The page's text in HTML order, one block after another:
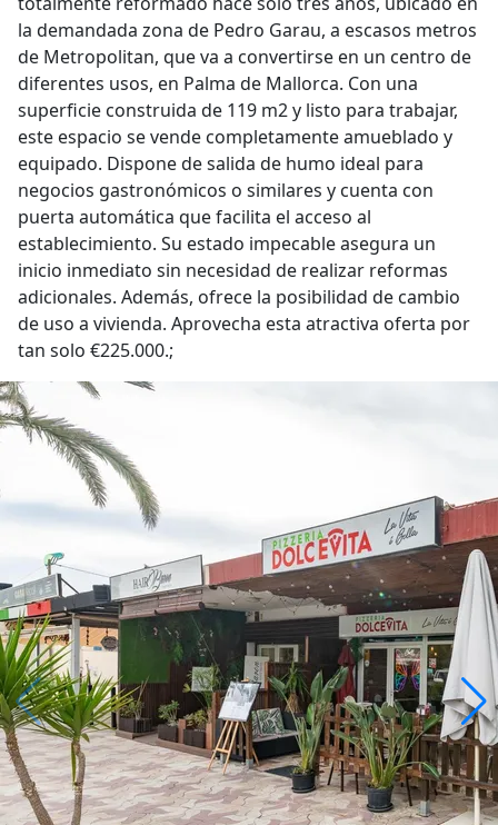
la demandada zona de Pedro Garau, a escasos metros
de Metropolitan, que va a convertirse en un centro de
diferentes usos, en Palma de Mallorca. Con una
superficie construida de 119 m2 y listo para trabajar,
este espacio se vende completamente amueblado y
equipado. Dispone de salida de humo ideal para
negocios gastronómicos o similares y cuenta con
puerta automática que facilita el acceso al
establecimiento. Su estado impecable asegura un
inicio inmediato sin necesidad de realizar reformas
adicionales. Además, ofrece la posibilidad de cambio
de uso a vivienda. Aprovecha esta atractiva oferta por
tan solo €225.000.;